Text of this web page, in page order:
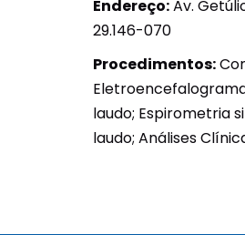
Endereço:Av.
29.146-070
Procedimentos:
laudo; Espirometria
laudo; Análises